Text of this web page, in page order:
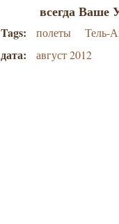
всегда Ваше
Tags: полеты Тель-
дата: август 2012